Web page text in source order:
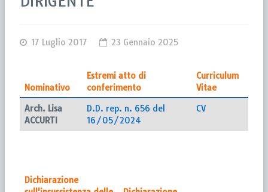
17 Luglio 2017 23 Gennaio 2025
Nominativo
Estremi atto di
conferimento
Curriculum
Vitae
Arch. Lisa
ACCURTI
D.D. rep. n. 656 del
16/05/2024
CV
Dichiarazione